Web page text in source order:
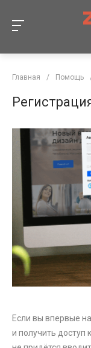
Главная / Помощь
Если вы впервые
и получить доступ